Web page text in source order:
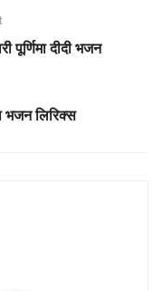
पूर्णिमा दीदी भजन
भजन लिरिक्स